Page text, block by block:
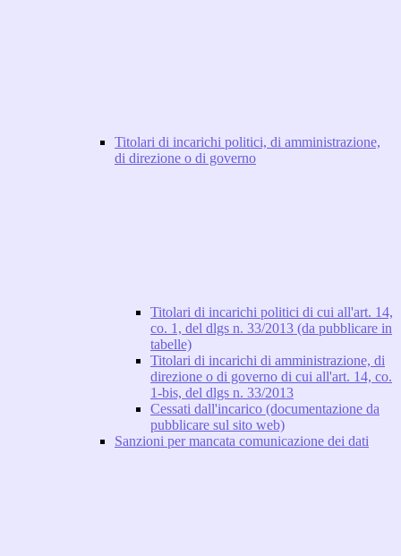
Titolari di incarichi politici, di amministrazione,
di direzione o di governo
Titolari di incarichi politici di cui all'art. 14,
co. 1, del dlgs n. 33/2013 (da pubblicare in
tabelle)
Titolari di incarichi di amministrazione, di
direzione o di governo di cui all'art. 14, co.
1-bis, del dlgs n. 33/2013
Cessati dall'incarico (documentazione da
pubblicare sul sito web)
Sanzioni per mancata comunicazione dei dati